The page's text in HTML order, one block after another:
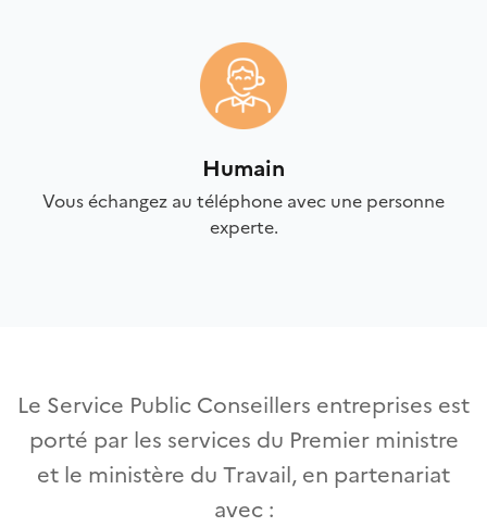
Humain
Vous échangez au téléphone avec une personne
experte.
Le Service Public Conseillers entreprises est
porté par les services du Premier ministre
et le ministère du Travail, en partenariat
avec :